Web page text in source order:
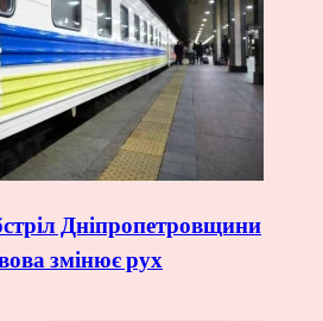
Дніпропетровщини
змінює рух